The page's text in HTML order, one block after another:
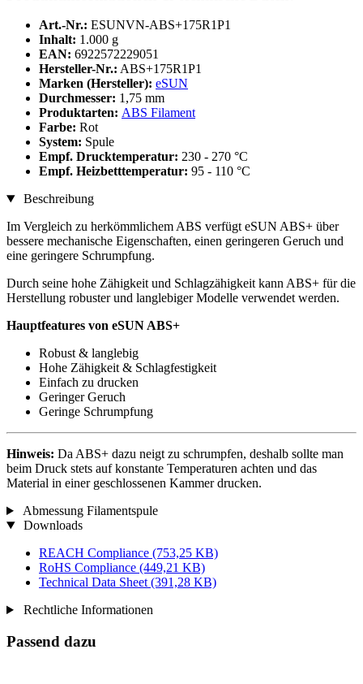
Art.-Nr.: ESUNVN-ABS+175R1P1
Inhalt: 1.000 g
EAN: 6922572229051
Hersteller-Nr.: ABS+175R1P1
Marken (Hersteller): eSUN
Durchmesser: 1,75 mm
Produktarten: ABS Filament
Farbe: Rot
System: Spule
Empf. Drucktemperatur: 230 - 270 °C
Empf. Heizbetttemperatur: 95 - 110 °C
Beschreibung
Im Vergleich zu herkömmlichem ABS verfügt eSUN ABS+ über
bessere mechanische Eigenschaften, einen geringeren Geruch und
eine geringere Schrumpfung.
Durch seine hohe Zähigkeit und Schlagzähigkeit kann ABS+ für die
Herstellung robuster und langlebiger Modelle verwendet werden.
Hauptfeatures von eSUN ABS+
Robust & langlebig
Hohe Zähigkeit & Schlagfestigkeit
Einfach zu drucken
Geringer Geruch
Geringe Schrumpfung
Hinweis: Da ABS+ dazu neigt zu schrumpfen, deshalb sollte man
beim Druck stets auf konstante Temperaturen achten und das
Material in einer geschlossenen Kammer drucken.
Abmessung Filamentspule
Downloads
REACH Compliance (753,25 KB)
RoHS Compliance (449,21 KB)
Technical Data Sheet (391,28 KB)
Rechtliche Informationen
Passend dazu